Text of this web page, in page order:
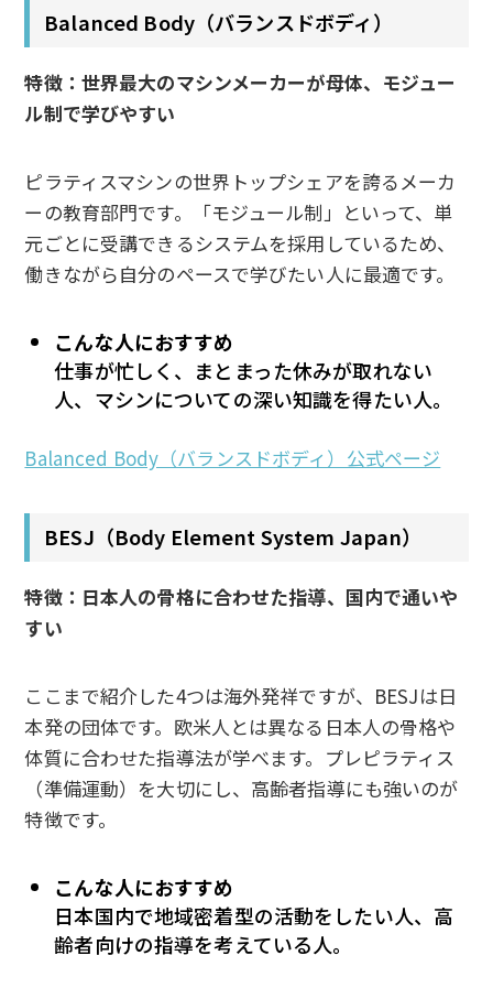
Balanced Body（バランスドボディ）
特徴：世界最大のマシンメーカーが母体、モジュー
ル制で学びやすい
ピラティスマシンの世界トップシェアを誇るメーカ
ーの教育部門です。「モジュール制」といって、単
元ごとに受講できるシステムを採用しているため、
働きながら自分のペースで学びたい人に最適です。
こんな人におすすめ
仕事が忙しく、まとまった休みが取れない
人、マシンについての深い知識を得たい人。
Balanced Body（バランスドボディ）公式ページ
BESJ（Body Element System Japan）
特徴：日本人の骨格に合わせた指導、国内で通いや
すい
ここまで紹介した4つは海外発祥ですが、BESJは日
本発の団体です。欧米人とは異なる日本人の骨格や
体質に合わせた指導法が学べます。プレピラティス
（準備運動）を大切にし、高齢者指導にも強いのが
特徴です。
こんな人におすすめ
日本国内で地域密着型の活動をしたい人、高
齢者向けの指導を考えている人。